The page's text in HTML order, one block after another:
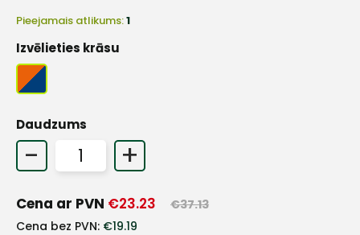
Pieejamais atlikums:1
Izvēlieties krāsu
Daudzums
- +
Cena ar PVN €23.23 €37.13
Cena bez PVN: €19.19
Sazinies
+